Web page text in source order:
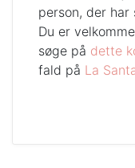
person, der
Du er
søge på dette
fald på La